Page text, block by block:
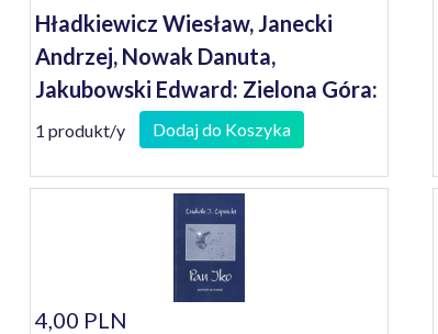
Hładkiewicz Wiesław, Janecki
Andrzej, Nowak Danuta,
Jakubowski Edward: Zielona Góra:
miasto Winobrania
1 produkt/y Dodaj do Koszyka
4,00 PLN